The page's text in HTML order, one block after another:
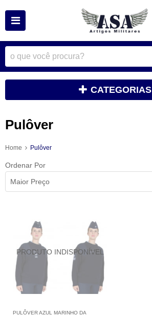
CATEGORIAS
Pulôver
Home Pulôver
Ordenar Por
Maior Preço
PULÔVER AZUL MARINHO DA